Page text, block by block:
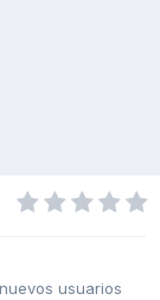
usuarios